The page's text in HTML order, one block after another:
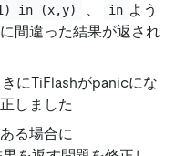
in (x,y) 、 in よう
間違った結果が返され
にTiFlashがpanicにな
しました
る場合に